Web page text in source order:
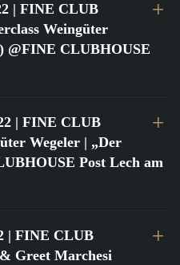
| FINE CLUB
Weingüter
@FINE CLUBHOUSE
| FINE CLUB
Wegeler | „Der
Post Lech am
| FINE CLUB
Greet Marchesi